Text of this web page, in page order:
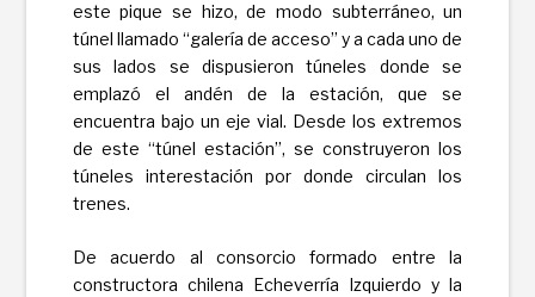
este pique se hizo, de modo subterráneo, un
túnel llamado “galería de acceso” y a cada uno de
sus lados se dispusieron túneles donde se
emplazó el andén de la estación, que se
encuentra bajo un eje vial. Desde los extremos
de este “túnel estación”, se construyeron los
túneles interestación por donde circulan los
trenes.
De acuerdo al consorcio formado entre la
constructora chilena Echeverría Izquierdo y la